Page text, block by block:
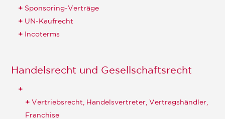
Sponsoring-Verträge
UN-Kaufrecht
Incoterms
Handelsrecht und Gesellschaftsrecht
Vertriebsrecht, Handelsvertreter, Vertragshändler,
Franchise